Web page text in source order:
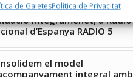
de GaletesPolítica de Privacitat
Integramenet, a Radio
d’Espanya RADIO 5
el model
integral amb